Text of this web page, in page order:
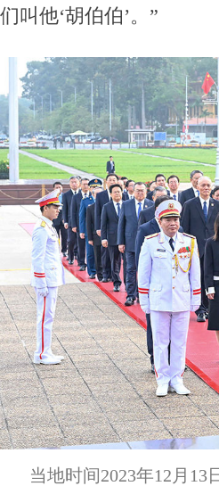
们叫他‘胡伯伯’。”
当地时间2023年12月